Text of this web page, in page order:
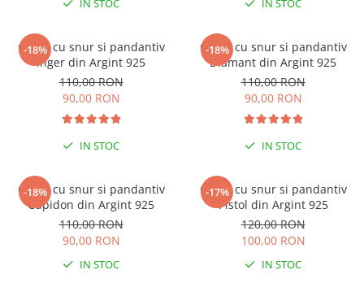
Coliere Transparente cu Cruce
Coliere Transparente cu Stea
Coliere Transparente cu Soare
Coliere Transparente cu Semilună
Coliere Transparente cu Zodii
Coliere Transparente cu Perle
Coliere Transparente cu Animale
Coliere Transparente cu Molecule
Coliere Transparente cu Pietre
Coliere Transparente Diverse
Brățări din Argint cu pietre
Brățări elastice cu pietre
semiprețioase
LĂNȚIȘOARE ARGINT
IN STOC IN STOC
-18%
Colier cu snur si pandantiv
Inger din Argint 925
110,00 RON
90,00 RON
IN STOC
-18%
Colier cu snur si pandantiv
Diamant din Argint 925
110,00 RON
90,00 RON
IN STOC
-18%
Colier cu snur si pandantiv
Cupidon din Argint 925
110,00 RON
90,00 RON
IN STOC
-17%
Colier cu snur si pandantiv
Pistol din Argint 925
120,00 RON
100,00 RON
IN STOC